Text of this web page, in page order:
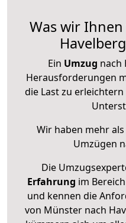
Was wir
Ein Umzug nach
Herausforderungen
die Last zu
Wir haben mehr
Umzügen
Die
Erfahrung im
und kennen die
von Münster nach